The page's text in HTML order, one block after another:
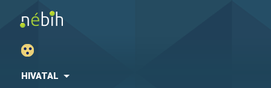
HIVATAL